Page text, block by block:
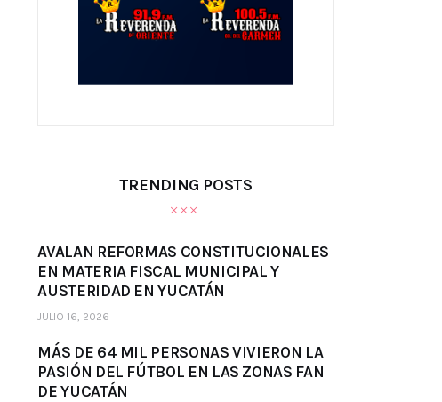
TRENDING POSTS
AVALAN REFORMAS CONSTITUCIONALES
EN MATERIA FISCAL MUNICIPAL Y
AUSTERIDAD EN YUCATÁN
JULIO 16, 2026
MÁS DE 64 MIL PERSONAS VIVIERON LA
PASIÓN DEL FÚTBOL EN LAS ZONAS FAN
DE YUCATÁN